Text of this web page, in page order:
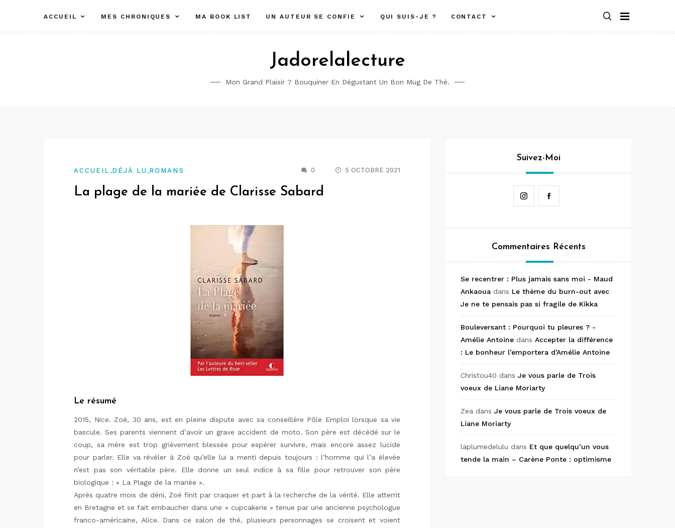
contenu
ACCUEIL MES CHRONIQUES MA BOOK LIST UN AUTEUR SE CONFIE QUI SUIS-JE ? CONTACT
Jadorelalecture
Mon Grand Plaisir ? Bouquiner En Dégustant Un Bon Mug De Thé.
ACCUEIL ,DÉJÀ LU ,ROMANS 0 5 OCTOBRE 2021
La plage de la mariée de Clarisse Sabard
Le résumé
2015, Nice. Zoé, 30 ans, est en pleine dispute avec sa conseillère Pôle Emploi lorsque sa vie
bascule. Ses parents viennent d’avoir un grave accident de moto. Son père est décédé sur le
coup, sa mère est trop grièvement blessée pour espérer survivre, mais encore assez lucide
pour parler. Elle va révéler à Zoé qu’elle lui a menti depuis toujours : l’homme qui l’a élevée
n’est pas son véritable père. Elle donne un seul indice à sa fille pour retrouver son père
biologique : « La Plage de la mariée ».
Après quatre mois de déni, Zoé finit par craquer et part à la recherche de la vérité. Elle atterrit
en Bretagne et se fait embaucher dans une « cupcakerie » tenue par une ancienne psychologue
franco-américaine, Alice. Dans ce salon de thé, plusieurs personnages se croisent et voient
Suivez-Moi
Instagram
Commentaires Récents
Se recentrer : Plus jamais sans moi - Maud
Ankaoua dans Le thème du burn-out avec
Je ne te pensais pas si fragile de Kikka
Bouleversant : Pourquoi tu pleures ? -
Amélie Antoine dans Accepter la différence
: Le bonheur l’emportera d’Amélie Antoine
Christou40 dans Je vous parle de Trois
voeux de Liane Moriarty
Zea dans Je vous parle de Trois voeux de
Liane Moriarty
laplumedelulu dans Et que quelqu’un vous
tende la main – Carène Ponte : optimisme